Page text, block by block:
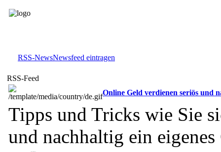
RSS-NewsNewsfeed eintragen
RSS-Feed
Online Geld verdienen seriös und
Tipps und Tricks wie Sie
und nachhaltig ein